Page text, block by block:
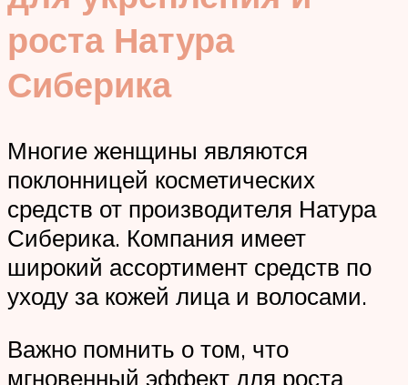
роста Натура
Сиберика
Многие женщины являются
поклонницей косметических
средств от производителя Натура
Сиберика. Компания имеет
широкий ассортимент средств по
уходу за кожей лица и волосами.
Важно помнить о том, что
мгновенный эффект для роста